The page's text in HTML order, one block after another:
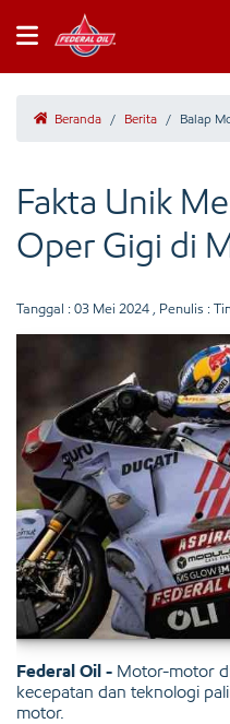
Beranda / Berita / Balap
Fakta Unik
Oper Gigi di
Tanggal : 03 Mei 2024 , Penulis :
Federal Oil - Motor-motor
kecepatan dan teknologi
motor.